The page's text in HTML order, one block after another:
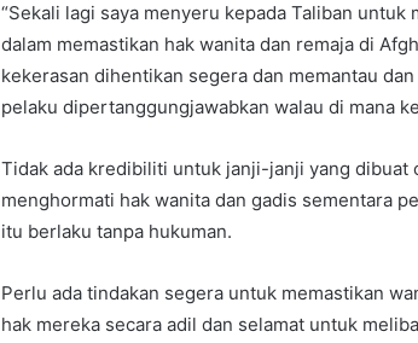
“Sekali lagi saya menyeru kepada Taliban untuk
dalam memastikan hak wanita dan remaja di
kekerasan dihentikan segera dan memantau
pelaku dipertanggungjawabkan walau di mana
Tidak ada kredibiliti untuk janji-janji yang dibuat
menghormati hak wanita dan gadis sementara
itu berlaku tanpa hukuman.
Perlu ada tindakan segera untuk memastikan
hak mereka secara adil dan selamat untuk